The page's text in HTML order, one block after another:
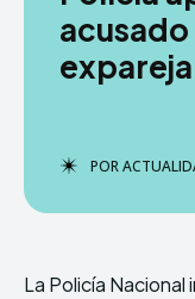
Copyright ©
Copyright ©
POR
La Policía